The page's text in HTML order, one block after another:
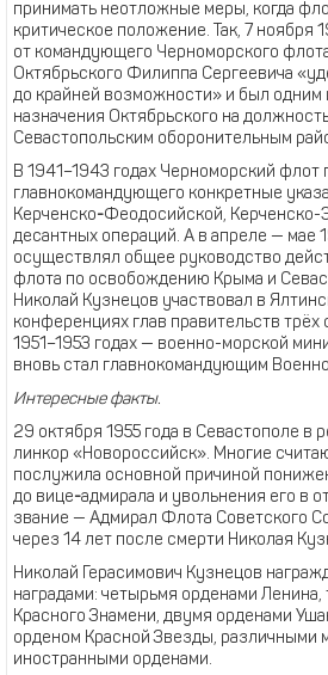
принимать неотложные меры, когда
критическое положение. Так, 7 ноября
от командующего Черноморского
Октябрьского Филиппа Сергеевича
до крайней возможности» и был одним
назначения Октябрьского на
Севастопольским оборонительным
В 1941–1943 годах Черноморский флот
главнокомандующего конкретные
Керченско-Феодосийской, Керченско-
десантных операций. А в апреле — мае
осуществлял общее руководство
флота по освобождению Крыма и
Николай Кузнецов участвовал в
конференциях глав правительств
1951–1953 годах — военно-морской
вновь стал главнокомандующим Военно
Интересные факты.
29 октября 1955 года в Севастополе в
линкор «Новороссийск». Многие
послужила основной причиной
до вице-адмирала и увольнения его в
звание — Адмирал Флота Советского
через 14 лет после смерти Николая
Николай Герасимович Кузнецов
наградами: четырьмя орденами
Красного Знамени, двумя орденами
орденом Красной Звезды, различными
иностранными орденами.